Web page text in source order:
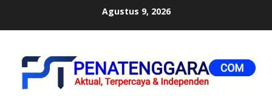
Agustus 9, 2026